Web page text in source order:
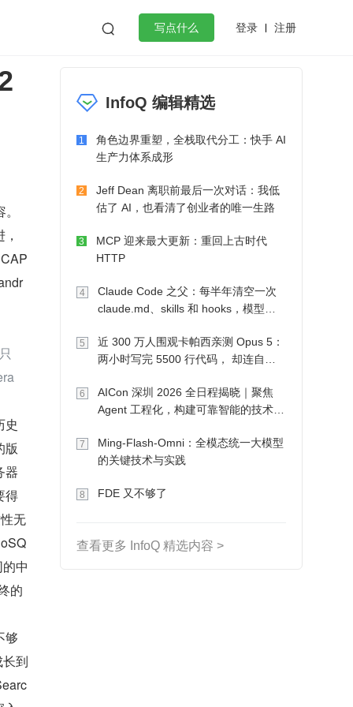
 写点什么 登录 注册
作
微服务架构 flutter
史
版
器
得
无
中
的
够
到
InfoQ 编辑精选
1
角色边界重塑，全栈取代分工：快手 AI
生产力体系成形
2
Jeff Dean 离职前最后一次对话：我低
估了 AI，也看清了创业者的唯一生路
3
MCP 迎来最大更新：重回上古时代
HTTP
4
Claude Code 之父：每半年清空一次
claude.md、skills 和 hooks，模型自
5
近 300 万人围观卡帕西亲测 Opus 5：
两小时写完 5500 行代码， 却连自己
6
AICon 深圳 2026 全日程揭晓｜聚焦
Agent 工程化，构建可靠智能的技术路
7
Ming-Flash-Omni：全模态统一大模型
的关键技术与实践
8 FDE 又不够了
查看更多 InfoQ 精选内容 >